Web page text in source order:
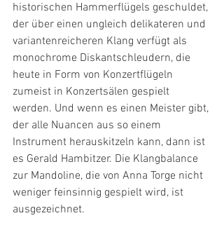
historischen Hammerflügels geschuldet,
der über einen ungleich delikateren und
variantenreicheren Klang verfügt als
monochrome Diskantschleudern, die
heute in Form von Konzertflügeln
zumeist in Konzertsälen gespielt
werden. Und wenn es einen Meister gibt,
der alle Nuancen aus so einem
Instrument herauskitzeln kann, dann ist
es Gerald Hambitzer. Die Klangbalance
zur Mandoline, die von Anna Torge nicht
weniger feinsinnig gespielt wird, ist
ausgezeichnet.